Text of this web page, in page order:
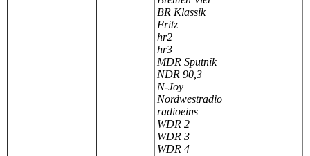
BR Klassik
Fritz
hr2
hr3
MDR Sputnik
NDR 90,3
N-Joy
Nordwestradio
radioeins
WDR 2
WDR 3
WDR 4